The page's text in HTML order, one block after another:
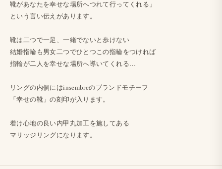
靴が​あなたを​幸せな​場所へつれて​行ってくれる」
と​いう​言い​伝えが​あります。
靴は​二つで​一足、​一緒でないと​歩けない
結婚​指輪も​男女​二つで​ひとつ​この​指輪を​つければ
指輪が​二人を​幸せな​場所へ​導いてくれる…
リングの​内側には​insembreの​ブランドモチーフ
「幸せの​靴」の​刻印が​入ります。
着け心地の​良い​内甲丸加工を​施してある
マリッジリングに​なります。